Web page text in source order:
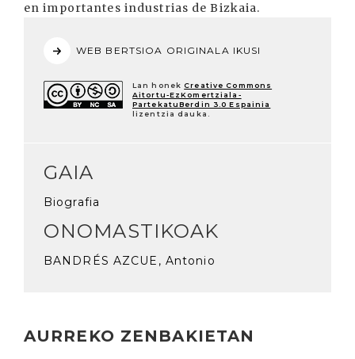
en importantes industrias de Bizkaia.
WEB BERTSIOA ORIGINALA IKUSI
Lan honek Creative Commons
Aitortu-EzKomertziala-
PartekatuBerdin 3.0 Espainia
lizentzia dauka.
GAIA
Biografia
ONOMASTIKOAK
BANDRÉS AZCUE, Antonio
AURREKO ZENBAKIETAN